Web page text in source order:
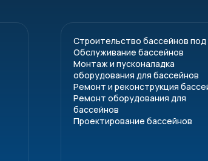
Строительство бассейнов
Обслуживание бассейнов
Монтаж и пусконаладка
оборудования для бассейнов
Ремонт и реконструкция
Ремонт оборудования для
бассейнов
Проектирование бассейнов